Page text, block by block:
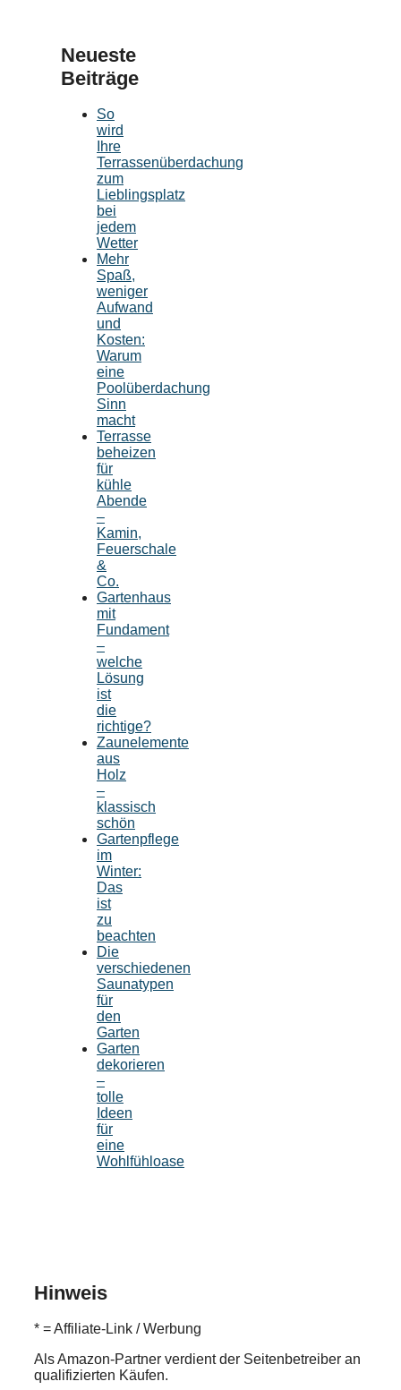
Neueste
Beiträge
So
wird
Ihre
Terrassenüberdachung
zum
Lieblingsplatz
bei
jedem
Wetter
Mehr
Spaß,
weniger
Aufwand
und
Kosten:
Warum
eine
Poolüberdachung
Sinn
macht
Terrasse
beheizen
für
kühle
Abende
–
Kamin,
Feuerschale
&
Co.
Gartenhaus
mit
Fundament
–
welche
Lösung
ist
die
richtige?
Zaunelemente
aus
Holz
–
klassisch
schön
Gartenpflege
im
Winter:
Das
ist
zu
beachten
Die
verschiedenen
Saunatypen
für
den
Garten
Garten
dekorieren
–
tolle
Ideen
für
eine
Wohlfühloase
Hinweis
* = Affiliate-Link / Werbung
Als Amazon-Partner verdient der Seitenbetreiber an
qualifizierten Käufen.